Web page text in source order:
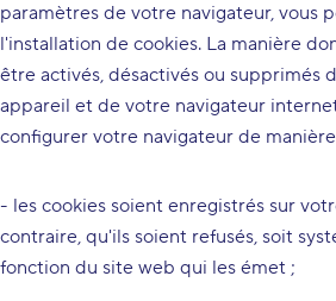
paramètres de votre navigateur, vous
l'installation de cookies. La manière
être activés, désactivés ou supprimés
appareil et de votre navigateur
configurer votre navigateur de
- les cookies soient enregistrés sur
contraire, qu'ils soient refusés, soit
fonction du site web qui les émet ;